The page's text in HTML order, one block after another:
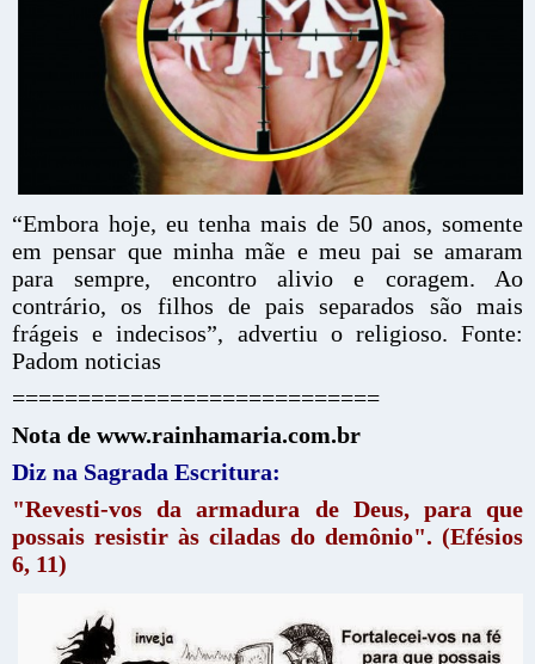
“Embora hoje, eu tenha mais de 50 anos, somente
em pensar que minha mãe e meu pai se amaram
para sempre, encontro alivio e coragem. Ao
contrário, os filhos de pais separados são mais
frágeis e indecisos”, advertiu o religioso. Fonte:
Padom noticias
============================
Nota de www.rainhamaria.com.br
Diz na Sagrada Escritura:
"Revesti-vos da armadura de Deus, para que
possais resistir às ciladas do demônio". (Efésios
6, 11)